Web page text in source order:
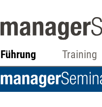
Führung Training